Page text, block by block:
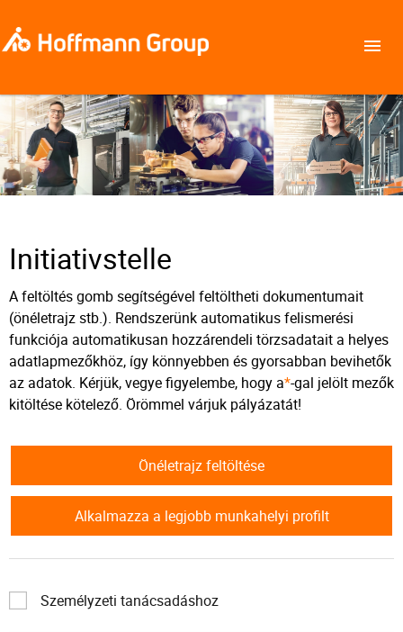
Initiativstelle
A feltöltés gomb segítségével feltöltheti dokumentumait
(önéletrajz stb.). Rendszerünk automatikus felismerési
funkciója automatikusan hozzárendeli törzsadatait a helyes
adatlapmezőkhöz, így könnyebben és gyorsabban bevihetők
az adatok. Kérjük, vegye figyelembe, hogy a*-gal jelölt mezők
kitöltése kötelező. Örömmel várjuk pályázatát!
Önéletrajz feltöltése
Alkalmazza a legjobb munkahelyi profilt
Személyzeti tanácsadáshoz